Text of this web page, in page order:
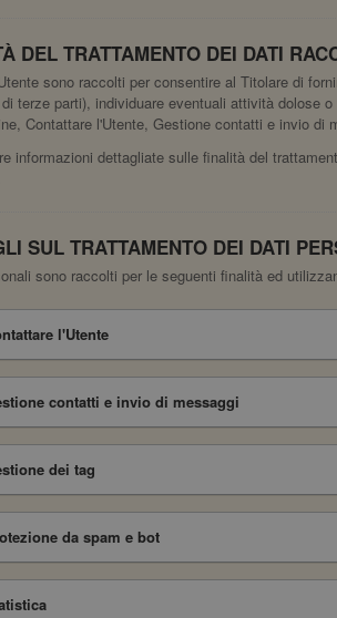
DEL TRATTAMENTO DEI DATI
sono raccolti per consentire al Titolare di
terze parti), individuare eventuali attività dolose
Contattare l'Utente, Gestione contatti e invio di
informazioni dettagliate sulle finalità del
SUL TRATTAMENTO DEI DATI
sono raccolti per le seguenti finalità ed
l'Utente
contatti e invio di messaggi
dei tag
da spam e bot